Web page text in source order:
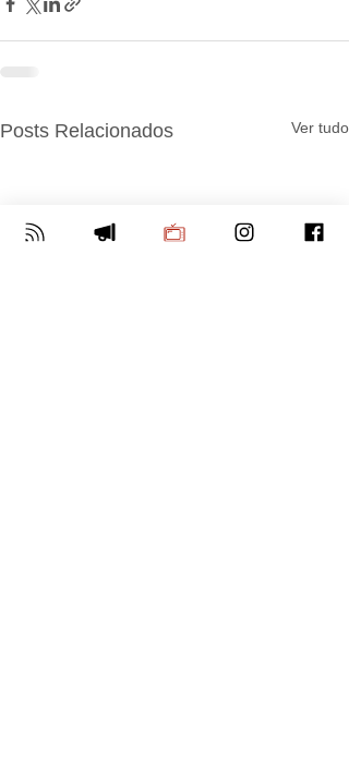
Posts Relacionados Ver tudo